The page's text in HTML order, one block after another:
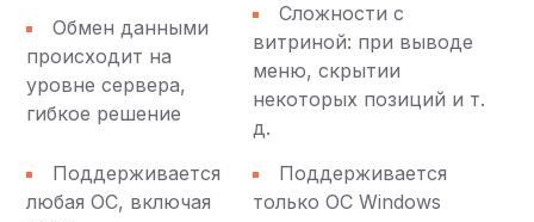
Обмен данными
происходит на
уровне сервера,
гибкое решение
Сложности с
витриной: при выводе
меню, скрытии
некоторых позиций и т.
д.
Поддерживается
любая ОС, включая
Поддерживается
только ОС Windows